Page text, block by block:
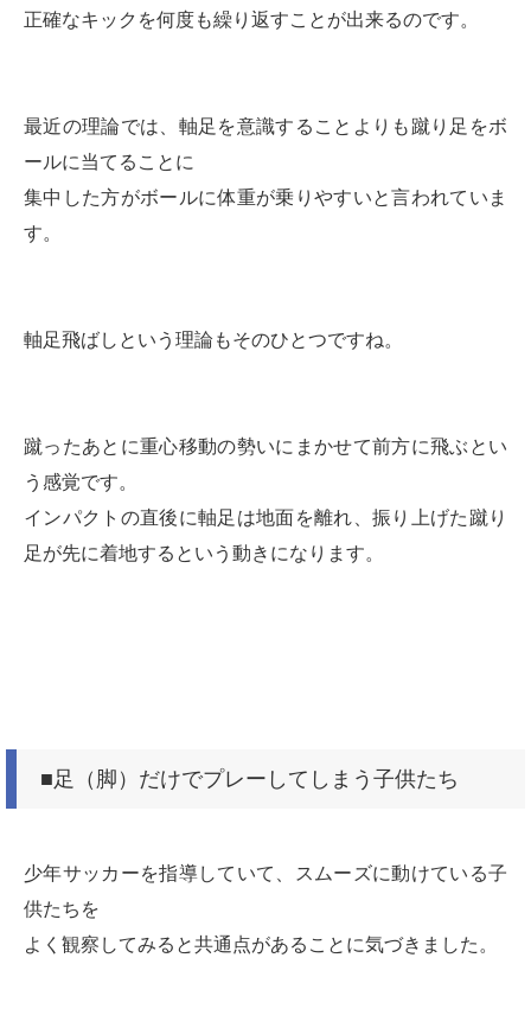
正確なキックを何度も繰り返すことが出来るのです。
最近の理論では、軸足を意識することよりも蹴り足をボ
ールに当てることに
集中した方がボールに体重が乗りやすいと言われていま
す。
軸足飛ばしという理論もそのひとつですね。
蹴ったあとに重心移動の勢いにまかせて前方に飛ぶとい
う感覚です。
インパクトの直後に軸足は地面を離れ、振り上げた蹴り
足が先に着地するという動きになります。
■足（脚）だけでプレーしてしまう子供たち
少年サッカーを指導していて、スムーズに動けている子
供たちを
よく観察してみると共通点があることに気づきました。